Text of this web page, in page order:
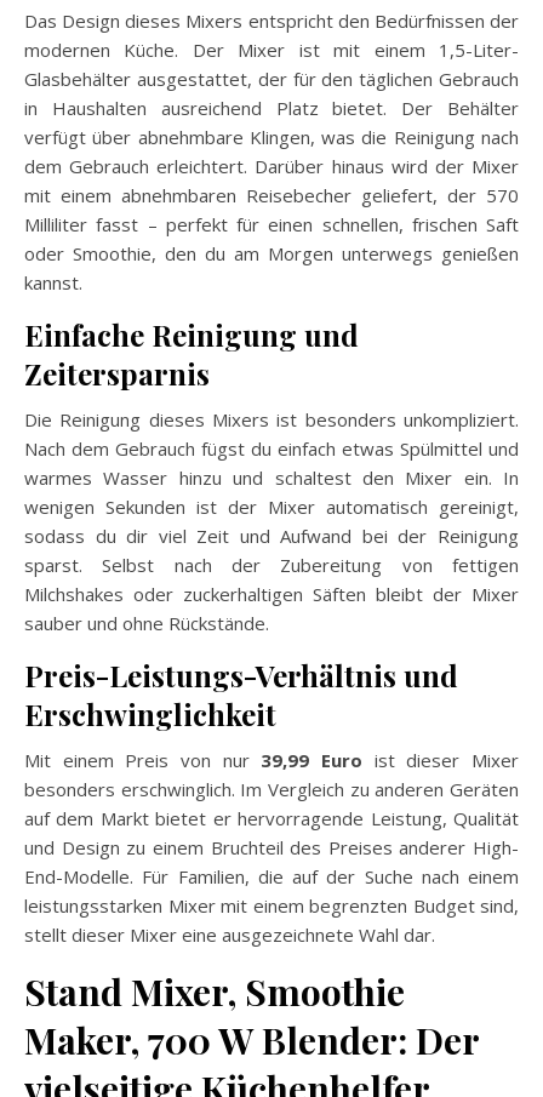
Das Design dieses Mixers entspricht den Bedürfnissen der
modernen Küche. Der Mixer ist mit einem 1,5-Liter-
Glasbehälter ausgestattet, der für den täglichen Gebrauch
in Haushalten ausreichend Platz bietet. Der Behälter
verfügt über abnehmbare Klingen, was die Reinigung nach
dem Gebrauch erleichtert. Darüber hinaus wird der Mixer
mit einem abnehmbaren Reisebecher geliefert, der 570
Milliliter fasst – perfekt für einen schnellen, frischen Saft
oder Smoothie, den du am Morgen unterwegs genießen
kannst.
Einfache Reinigung und
Zeitersparnis
Die Reinigung dieses Mixers ist besonders unkompliziert.
Nach dem Gebrauch fügst du einfach etwas Spülmittel und
warmes Wasser hinzu und schaltest den Mixer ein. In
wenigen Sekunden ist der Mixer automatisch gereinigt,
sodass du dir viel Zeit und Aufwand bei der Reinigung
sparst. Selbst nach der Zubereitung von fettigen
Milchshakes oder zuckerhaltigen Säften bleibt der Mixer
sauber und ohne Rückstände.
Preis-Leistungs-Verhältnis und
Erschwinglichkeit
Mit einem Preis von nur 39,99 Euro ist dieser Mixer
besonders erschwinglich. Im Vergleich zu anderen Geräten
auf dem Markt bietet er hervorragende Leistung, Qualität
und Design zu einem Bruchteil des Preises anderer High-
End-Modelle. Für Familien, die auf der Suche nach einem
leistungsstarken Mixer mit einem begrenzten Budget sind,
stellt dieser Mixer eine ausgezeichnete Wahl dar.
Stand Mixer, Smoothie
Maker, 700 W Blender: Der